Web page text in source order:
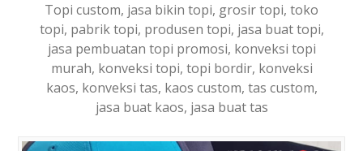
Topi custom, jasa bikin topi, grosir topi, toko
topi, pabrik topi, produsen topi, jasa buat topi,
jasa pembuatan topi promosi, konveksi topi
murah, konveksi topi, topi bordir, konveksi
kaos, konveksi tas, kaos custom, tas custom,
jasa buat kaos, jasa buat tas